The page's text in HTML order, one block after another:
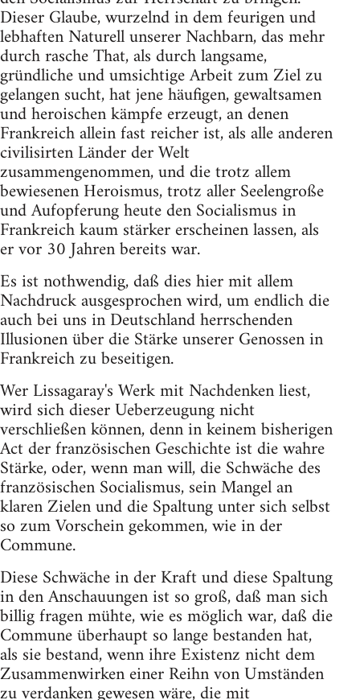
Dieser Glaube, wurzelnd in dem feurigen und
lebhaften Naturell unserer Nachbarn, das mehr
durch rasche That, als durch langsame,
gründliche und umsichtige Arbeit zum Ziel zu
gelangen sucht, hat jene häufigen, gewaltsamen
und heroischen kämpfe erzeugt, an denen
Frankreich allein fast reicher ist, als alle anderen
civilisirten Länder der Welt
zusammengenommen, und die trotz allem
bewiesenen Heroismus, trotz aller Seelengroße
und Aufopferung heute den Socialismus in
Frankreich kaum stärker erscheinen lassen, als
er vor 30 Jahren bereits war.
Es ist nothwendig, daß dies hier mit allem
Nachdruck ausgesprochen wird, um endlich die
auch bei uns in Deutschland herrschenden
Illusionen über die Stärke unserer Genossen in
Frankreich zu beseitigen.
Wer Lissagaray's Werk mit Nachdenken liest,
wird sich dieser Ueberzeugung nicht
verschließen können, denn in keinem bisherigen
Act der französischen Geschichte ist die wahre
Stärke, oder, wenn man will, die Schwäche des
französischen Socialismus, sein Mangel an
klaren Zielen und die Spaltung unter sich selbst
so zum Vorschein gekommen, wie in der
Commune.
Diese Schwäche in der Kraft und diese Spaltung
in den Anschauungen ist so groß, daß man sich
billig fragen mühte, wie es möglich war, daß die
Commune überhaupt so lange bestanden hat,
als sie bestand, wenn ihre Existenz nicht dem
Zusammenwirken einer Reihn von Umständen